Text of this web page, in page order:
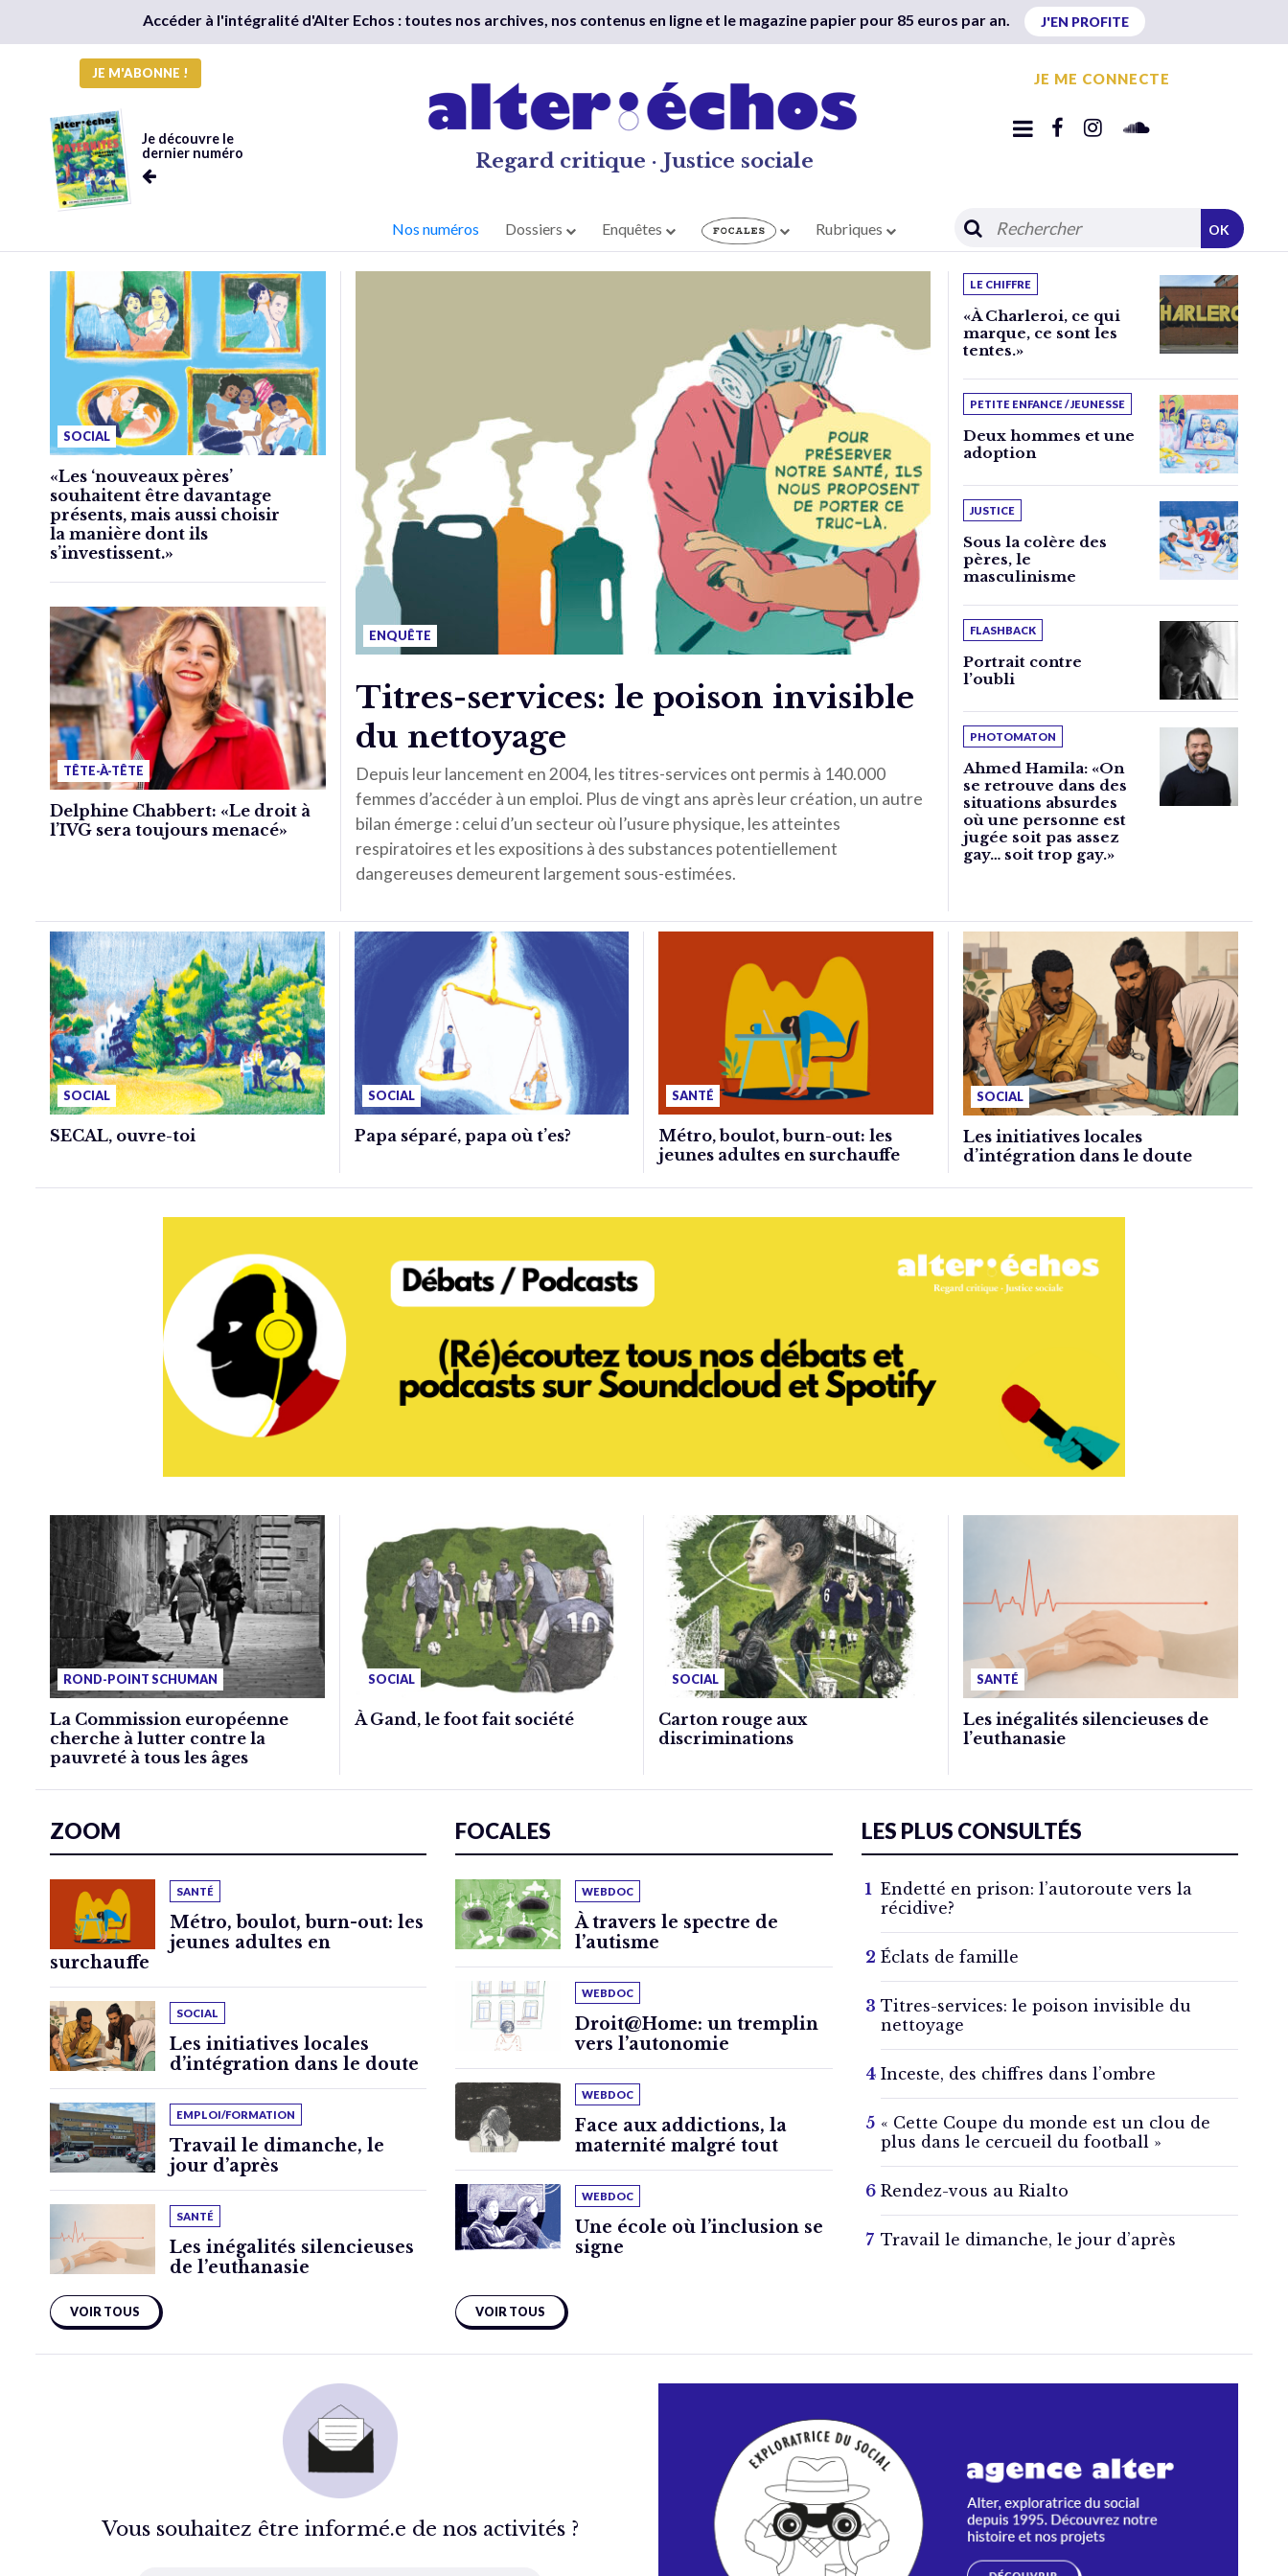
Accéder à l'intégralité d'Alter Echos : toutes nos archives, nos contenus en ligne et le magazine papier pour 85 euros par an. J'EN PROFITE
JE M'ABONNE !
Je découvre le
dernier numéro
Regard critique · Justice sociale
JE ME CONNECTE
Nos numéros Dossiers Enquêtes Rubriques OK
SOCIAL
«Les ‘nouveaux pères’
souhaitent être davantage
présents, mais aussi choisir
la manière dont ils
s’investissent.»
TÊTE-À-TÊTE
Delphine Chabbert: «Le droit à
l’IVG sera toujours menacé»
ENQUÊTE
Titres-services: le poison invisible
du nettoyage
Depuis leur lancement en 2004, les titres-services ont permis à 140.000
femmes d’accéder à un emploi. Plus de vingt ans après leur création, un autre
bilan émerge : celui d’un secteur où l’usure physique, les atteintes
respiratoires et les expositions à des substances potentiellement
dangereuses demeurent largement sous-estimées.
LE CHIFFRE
«À Charleroi, ce qui
marque, ce sont les
tentes.»
PETITE ENFANCE / JEUNESSE
Deux hommes et une
adoption
JUSTICE
Sous la colère des
pères, le
masculinisme
FLASHBACK
Portrait contre
l’oubli
PHOTOMATON
Ahmed Hamila: «On
se retrouve dans des
situations absurdes
où une personne est
jugée soit pas assez
gay… soit trop gay.»
SOCIAL
SECAL, ouvre-toi
SOCIAL
Papa séparé, papa où t’es?
SANTÉ
Métro, boulot, burn-out: les
jeunes adultes en surchauffe
SOCIAL
Les initiatives locales
d’intégration dans le doute
ROND-POINT SCHUMAN
La Commission européenne
cherche à lutter contre la
pauvreté à tous les âges
SOCIAL
À Gand, le foot fait société
SOCIAL
Carton rouge aux
discriminations
SANTÉ
Les inégalités silencieuses de
l’euthanasie
ZOOM
SANTÉ
Métro, boulot, burn-out: les
jeunes adultes en
surchauffe
SOCIAL
Les initiatives locales
d’intégration dans le doute
EMPLOI/FORMATION
Travail le dimanche, le
jour d’après
SANTÉ
Les inégalités silencieuses
de l’euthanasie
VOIR TOUS
FOCALES
WEBDOC
À travers le spectre de
l’autisme
WEBDOC
Droit@Home: un tremplin
vers l’autonomie
WEBDOC
Face aux addictions, la
maternité malgré tout
WEBDOC
Une école où l’inclusion se
signe
VOIR TOUS
LES PLUS CONSULTÉS
Endetté en prison: l’autoroute vers la
récidive?
Éclats de famille
Titres-services: le poison invisible du
nettoyage
Inceste, des chiffres dans l’ombre
« Cette Coupe du monde est un clou de
plus dans le cercueil du football »
Rendez-vous au Rialto
Travail le dimanche, le jour d’après
Vous souhaitez être informé.e de nos activités ?